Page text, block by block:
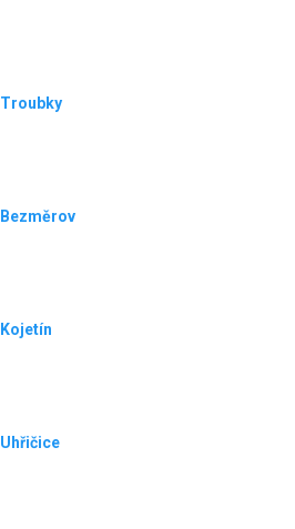
Troubky
Bezměrov
Kojetín
Uhřičice